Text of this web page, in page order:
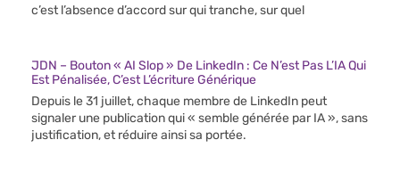
c’est l’absence d’accord sur qui tranche, sur quel
JDN – Bouton « AI Slop » De LinkedIn : Ce N’est Pas L’IA Qui
Est Pénalisée, C’est L’écriture Générique
Depuis le 31 juillet, chaque membre de LinkedIn peut
signaler une publication qui « semble générée par IA », sans
justification, et réduire ainsi sa portée.